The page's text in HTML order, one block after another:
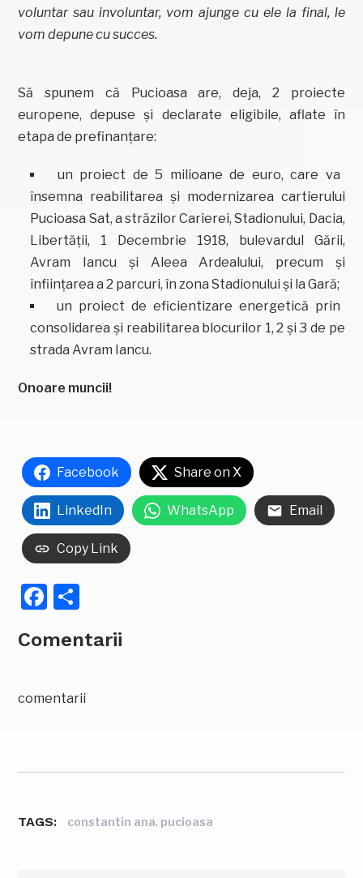
voluntar sau involuntar, vom ajunge cu ele la final, le
vom depune cu succes.
Să spunem că Pucioasa are, deja, 2 proiecte
europene, depuse și declarate eligibile, aflate în
etapa de prefinanțare:
un proiect de 5 milioane de euro, care va
însemna reabilitarea și modernizarea cartierului
Pucioasa Sat, a străzilor Carierei, Stadionului, Dacia,
Libertății, 1 Decembrie 1918, bulevardul Gării,
Avram Iancu și Aleea Ardealului, precum și
înființarea a 2 parcuri, în zona Stadionului și la Gară;
un proiect de eficientizare energetică prin
consolidarea și reabilitarea blocurilor 1, 2 și 3 de pe
strada Avram Iancu.
Onoare muncii!
Facebook Share on X
LinkedIn WhatsApp Email
Copy Link
Facebook
Comentarii
comentarii
TAGS: constantin ana, pucioasa